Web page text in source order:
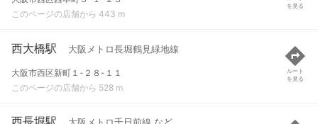
このページの店舗から 443 m
を見る
西大橋駅 大阪メトロ長堀鶴見緑地線
大阪市西区新町１-２８-１１
このページの店舗から 528 m
ルート
を見る
西長堀駅